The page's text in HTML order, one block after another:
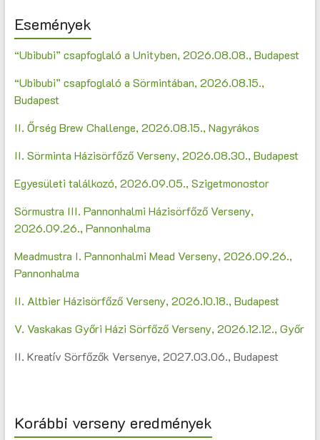
Események
“Ubibubi” csapfoglaló a Unityben, 2026.08.08., Budapest
“Ubibubi” csapfoglaló a Sörmintában, 2026.08.15.,
Budapest
II. Őrség Brew Challenge, 2026.08.15., Nagyrákos
II. Sörminta Házisörfőző Verseny, 2026.08.30., Budapest
Egyesületi találkozó, 2026.09.05., Szigetmonostor
Sörmustra III. Pannonhalmi Házisörfőző Verseny,
2026.09.26., Pannonhalma
Meadmustra I. Pannonhalmi Mead Verseny, 2026.09.26.,
Pannonhalma
II. Altbier Házisörfőző Verseny, 2026.10.18., Budapest
V. Vaskakas Győri Házi Sörfőző Verseny, 2026.12.12., Győr
II. Kreatív Sörfőzők Versenye, 2027.03.06., Budapest
Korábbi verseny eredmények